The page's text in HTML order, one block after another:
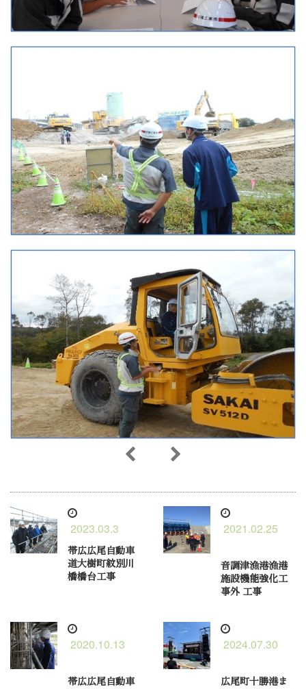
2023.03.3
帯広広尾自動車
道大樹町紋別川
橋橋台工事
2021.02.25
音調津漁港漁港
施設機能強化工
事外 工事
2020.10.13
帯広広尾自動車
2024.07.30
広尾町十勝港ま